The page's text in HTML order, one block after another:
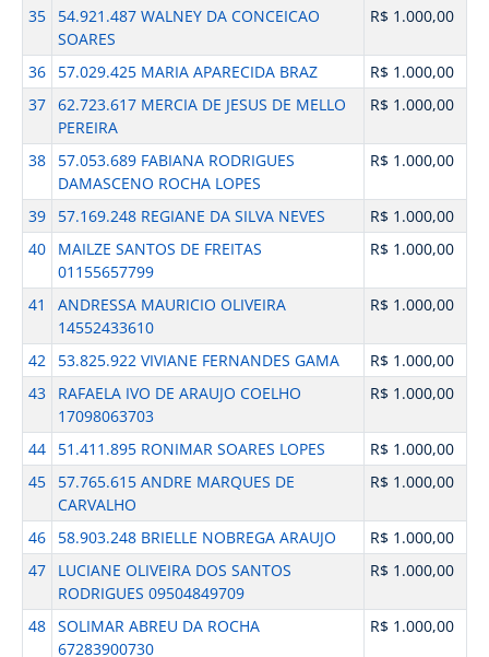
35
54.921.487 WALNEY DA CONCEICAO
SOARES
R$ 1.000,00
36 57.029.425 MARIA APARECIDA BRAZ
R$ 1.000,00
37 62.723.617 MERCIA DE JESUS DE MELLO
PEREIRA
R$ 1.000,00
38
57.053.689 FABIANA RODRIGUES
DAMASCENO ROCHA LOPES
R$ 1.000,00
39 57.169.248 REGIANE DA SILVA NEVES
R$ 1.000,00
40
MAILZE SANTOS DE FREITAS
01155657799
R$ 1.000,00
41
ANDRESSA MAURICIO OLIVEIRA
14552433610
R$ 1.000,00
42 53.825.922 VIVIANE FERNANDES GAMA
R$ 1.000,00
43
RAFAELA IVO DE ARAUJO COELHO
17098063703
R$ 1.000,00
44 51.411.895 RONIMAR SOARES LOPES
R$ 1.000,00
45
57.765.615 ANDRE MARQUES DE
CARVALHO
R$ 1.000,00
46 58.903.248 BRIELLE NOBREGA ARAUJO
R$ 1.000,00
47
LUCIANE OLIVEIRA DOS SANTOS
RODRIGUES 09504849709
R$ 1.000,00
48 SOLIMAR ABREU DA ROCHA
67283900730
R$ 1.000,00